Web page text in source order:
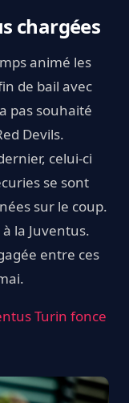
chargées
animé les
de bail avec
pas souhaité
Devils.
celui-ci
se sont
sur le coup.
la Juventus.
entre ces
Turin fonce